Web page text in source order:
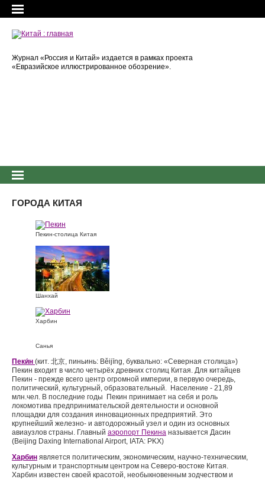
Журнал «Россия и Китай» издается в рамках проекта
«Евразийское иллюстрированное обозрение».
ГОРОДА КИТАЯ
Пекин-столица Китая
Шанхай
Харбин
Санья
Пеки́н (кит. 北京, пиньинь: Běijīng, буквально: «Северная столица»)
Пекин входит в число четырёх древних столиц Китая. Для китайцев
Пекин - прежде всего центр огромной империи, в первую очередь,
политический, культурный, образовательный. Население - 21,89
млн.чел. В последние годы Пекин принимает на себя и роль
локомотива предпринимательской деятельности и основной
площадки для создания инновационных предприятий. Это
крупнейший железно- и автодорожный узел и один из основных
авиаузлов страны. Главный аэропорт Пекина называется Дасин
(Beijing Daxing International Airport, IATA: PKX)
Харбин является политическим, экономическим, научно-техническим,
культурным и транспортным центром на Северо-востоке Китая.
Харбин известен своей красотой, необыкновенным зодчеством и